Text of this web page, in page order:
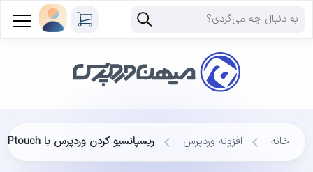
خانه افزونه وردپرس ریسپانسیو کردن وردپرس با WPtouch